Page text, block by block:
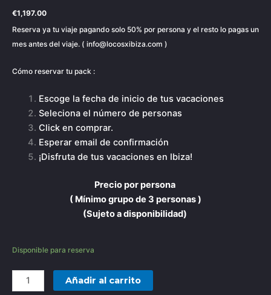
€1,197.00
Reserva ya tu viaje pagando solo 50% por persona y el resto lo pagas un
mes antes del viaje. ( info@locosxibiza.com )
Cómo reservar tu pack :
Escoge la fecha de inicio de tus vacaciones
Seleciona el número de personas
Click en comprar.
Esperar email de confirmación
¡Disfruta de tus vacaciones en Ibiza!
Precio por persona
( Mínimo grupo de 3 personas )
(Sujeto a disponibilidad)
Disponible para reserva
Añadir al carrito